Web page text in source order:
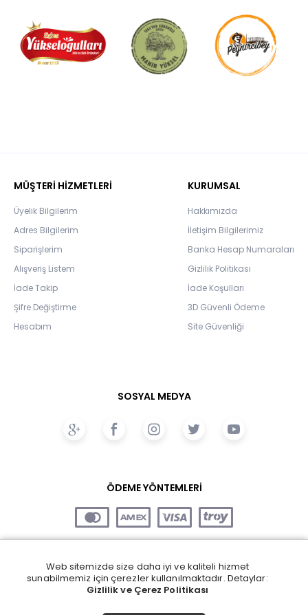
MÜŞTERİ HİZMETLERİ
Üyelik Bilgilerim
Adres Bilgilerim
Siparişlerim
Alışveriş Listem
İade Takip
Şifre Değiştirme
Hesabım
KURUMSAL
Hakkımızda
İletişim Bilgilerimiz
Banka Hesap Numaraları
Gizlilik Politikası
İade Koşulları
3D Güvenli Ödeme
Site Güvenliği
SOSYAL MEDYA
ÖDEME YÖNTEMLERİ
Web sitemizde size daha iyi ve kaliteli hizmet
sunabilmemiz için çerezler kullanılmaktadır. Detaylar:
Gizlilik ve Çerez Politikası